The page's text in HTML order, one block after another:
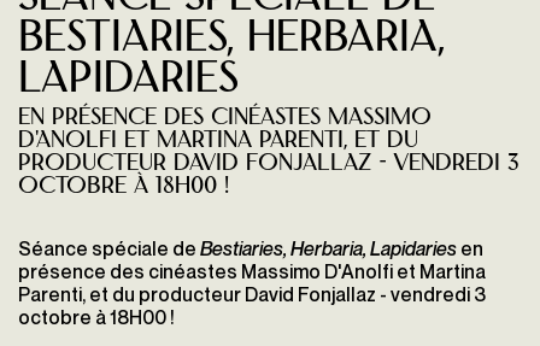
Bestiaries, Herbaria,
Lapidaries
en présence des cinéastes Massimo
D'Anolfi et Martina Parenti, et du
producteur David Fonjallaz - vendredi 3
octobre à 18H00 !
Séance spéciale de Bestiaries, Herbaria, Lapidaries en
présence des cinéastes Massimo D'Anolfi et Martina
Parenti, et du producteur David Fonjallaz - vendredi 3
octobre à 18H00 !